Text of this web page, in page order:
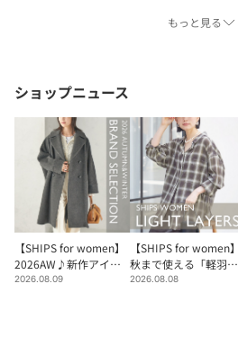
もっと見る
ショップニュース
【SHIPS for women】
2026AW♪新作アイテ
ムをチェック！
2026.08.09
【SHIPS for women】
秋まで使える「軽羽織
り」
2026.08.08